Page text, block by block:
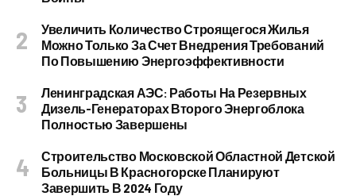
Увеличить Количество Строящегося Жилья
Можно Только За Счет Внедрения Требований
По Повышению Энергоэффективности
Ленинградская АЭС: Работы На Резервных
Дизель-Генераторах Второго Энергоблока
Полностью Завершены
Строительство Московской Областной Детской
Больницы В Красногорске Планируют
Завершить В 2024 Году